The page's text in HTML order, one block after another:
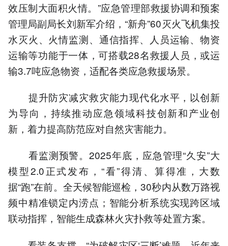
效压制大面积火情。”应急管理部救援协调和预案
管理局副局长刘新军介绍，“新舟”60灭火飞机集投
水灭火、火情监测、通信指挥、人员运输、物资
运输等功能于一体，可搭载28名救援人员，或运
输3.7吨应急物资，适配各类应急救援场景。
提升防灾减灾救灾能力现代化水平，以创新
为导向，持续推动应急领域科技创新和产业创
新，着力提高防范应对自然灾害能力。
看监测预警。2025年底，应急管理“久安”大
模型2.0正式发布，“看”得清、算得准，大数
据“跑”在前。全天候智能巡检，30秒内从数万路视
频中精准锁定内涝点；智能分析系统实现跨区域
联动指挥，智能生成森林火灾扑救等处置方案。